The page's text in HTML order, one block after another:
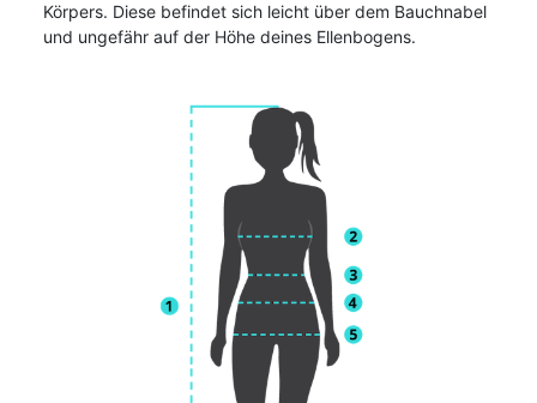
Körpers. Diese befindet sich leicht über dem Bauchnabel
und ungefähr auf der Höhe deines Ellenbogens.